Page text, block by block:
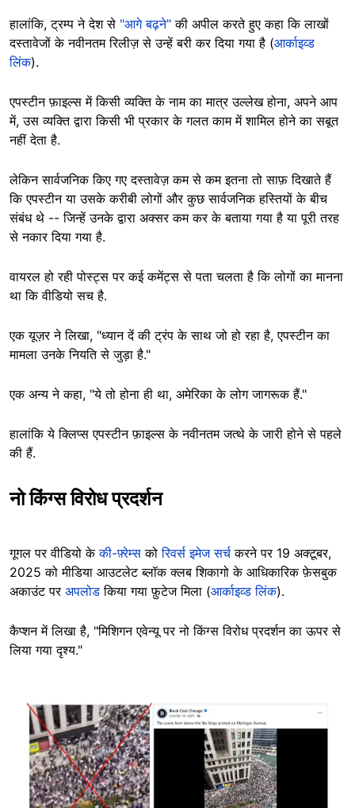
हालांकि, ट्रम्प ने देश से "आगे बढ़ने" की अपील करते हुए कहा कि लाखों
दस्तावेजों के नवीनतम रिलीज़ से उन्हें बरी कर दिया गया है (आर्काइव्ड
लिंक).
एपस्टीन फ़ाइल्स में किसी व्यक्ति के नाम का मात्र उल्लेख होना, अपने आप
में, उस व्यक्ति द्वारा किसी भी प्रकार के गलत काम में शामिल होने का सबूत
नहीं देता है.
लेकिन सार्वजनिक किए गए दस्तावेज़ कम से कम इतना तो साफ़ दिखाते हैं
कि एपस्टीन या उसके करीबी लोगों और कुछ सार्वजनिक हस्तियों के बीच
संबंध थे -- जिन्हें उनके द्वारा अक्सर कम कर के बताया गया है या पूरी तरह
से नकार दिया गया है.
वायरल हो रही पोस्ट्स पर कई कमेंट्स से पता चलता है कि लोगों का मानना
था कि वीडियो सच है.
एक यूज़र ने लिखा, "ध्यान दें की ट्रंप के साथ जो हो रहा है, एपस्टीन का
मामला उनके नियति से जुड़ा है."
एक अन्य ने कहा, "ये तो होना ही था, अमेरिका के लोग जागरूक हैं."
हालांकि ये क्लिप्स एपस्टीन फ़ाइल्स के नवीनतम जत्थे के जारी होने से पहले
की हैं.
नो किंग्स विरोध प्रदर्शन
गूगल पर वीडियो केकी-फ़्रेम्स कोरिवर्स इमेज सर्च करने पर 19 अक्टूबर,
2025 को मीडिया आउटलेट ब्लॉक क्लब शिकागो के आधिकारिक फ़ेसबुक
अकाउंट पर अपलोड किया गया फ़ुटेज मिला (आर्काइव्ड लिंक).
कैप्शन में लिखा है, "मिशिगन एवेन्यू पर नो किंग्स विरोध प्रदर्शन का ऊपर से
लिया गया दृश्य."
Image